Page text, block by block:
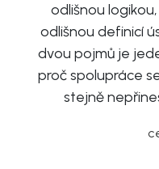
odlišnou
odlišnou definicí
dvou pojmů je
proč spolupráce
stejně